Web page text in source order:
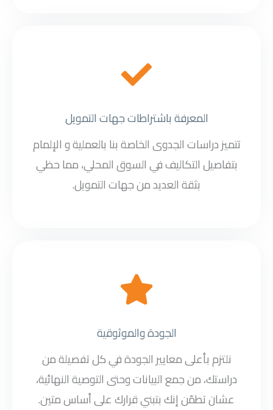
المعرفة باشتراطات جهات التمويل
تتميز دراسات الجدوى الخاصة بنا بالعملية و الإلمام
بتفاصيل التكاليف في السوق المحلي، مما حظي
بثقة العديد من جهات التمويل.
الجودة والموثوقية
نلتزم بأعلى معايير الجودة في كل تفصيلة من
دراستك، من جمع البيانات وحتى التوصية النهائية،
عشان تطمّن إنك بتبني قرارك على أساس متين.